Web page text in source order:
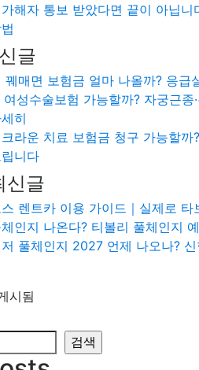
해자 통보 받았다면 끝이 아닙
글
꿰매면 보험금 얼마 나올까? 응급
성수술보험 가능할까? 자궁근종
히
라운 치료 보험금 청구 가능할까
니다
글
렌트카 이용 가이드｜실제로
인지 나온다? 티볼리 풀체인지
풀체인지 2027 언제 나오나?
시됨
검색